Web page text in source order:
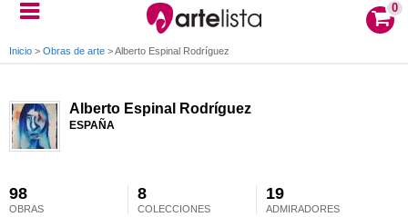
0
Inicio > Obras de arte >Alberto Espinal Rodríguez
Alberto Espinal Rodríguez
ESPAÑA
98
OBRAS
8
COLECCIONES
19
ADMIRADORES